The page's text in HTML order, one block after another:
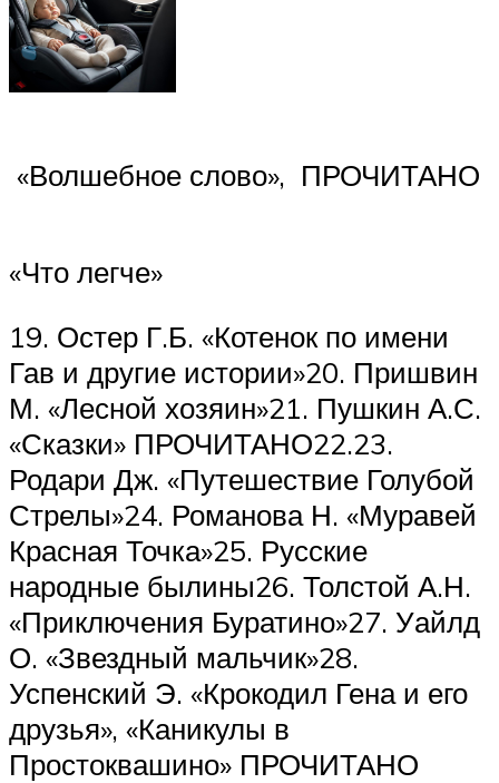
«Волшебное слово», ПРОЧИТАНО
«Что легче»
19. Остер Г.Б. «Котенок по имени
Гав и другие истории»20. Пришвин
М. «Лесной хозяин»21. Пушкин А.С.
«Сказки» ПРОЧИТАНО22.23.
Родари Дж. «Путешествие Голубой
Стрелы»24. Романова Н. «Муравей
Красная Точка»25. Русские
народные былины26. Толстой А.Н.
«Приключения Буратино»27. Уайлд
О. «Звездный мальчик»28.
Успенский Э. «Крокодил Гена и его
друзья», «Каникулы в
Простоквашино» ПРОЧИТАНО